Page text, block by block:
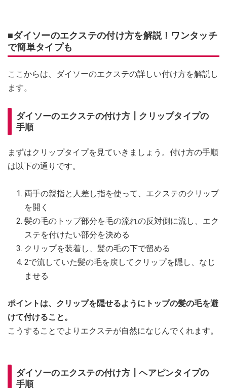
■ダイソーのエクステの付け方を解説！ワンタッチ
で簡単タイプも
ここからは、ダイソーのエクステの詳しい付け方を解説し
ます。
ダイソーのエクステの付け方┃クリップタイプの
手順
まずはクリップタイプを見ていきましょう。付け方の手順
は以下の通りです。
両手の親指と人差し指を使って、エクステのクリップ
を開く
髪の毛のトップ部分を毛の流れの反対側に流し、エク
ステを付けたい部分を決める
クリップを装着し、髪の毛の下で留める
2で流していた髪の毛を戻してクリップを隠し、なじ
ませる
ポイントは、クリップを隠せるようにトップの髪の毛を避
けて付けること。
こうすることでよりエクステが自然になじんでくれます。
ダイソーのエクステの付け方┃ヘアピンタイプの
手順